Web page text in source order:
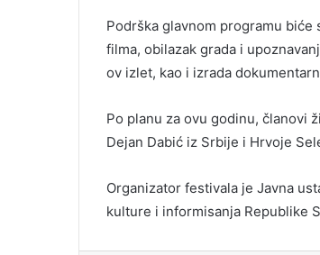
Podrška glavnom programu biće
filma, obilazak grada i
ov izlet, kao i izrada
Po planu za ovu godinu, članovi
Dejan Dabić iz Srbije i Hrvoje
Organizator festivala je Javna
kulture i informisanja Republike